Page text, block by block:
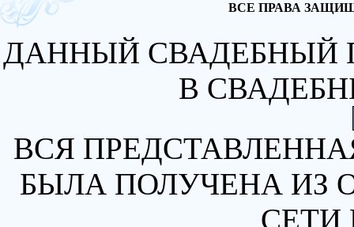
ВСЕ ПРАВА
ДАННЫЙ СВАДЕБНЫЙ
В
ВСЯ
БЫЛА ПОЛУЧЕНА ИЗ
СЕТИ